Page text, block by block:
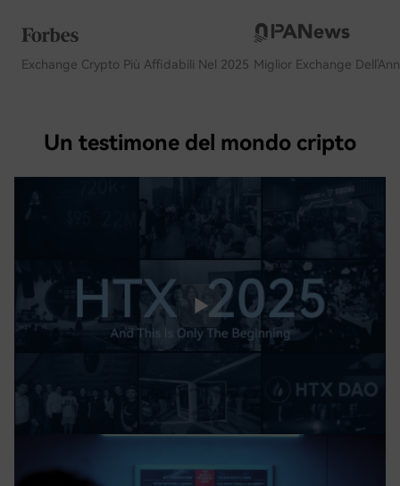
Exchange Crypto Più Affidabili Nel 2025 Miglior Exchange
Un testimone del mondo cripto